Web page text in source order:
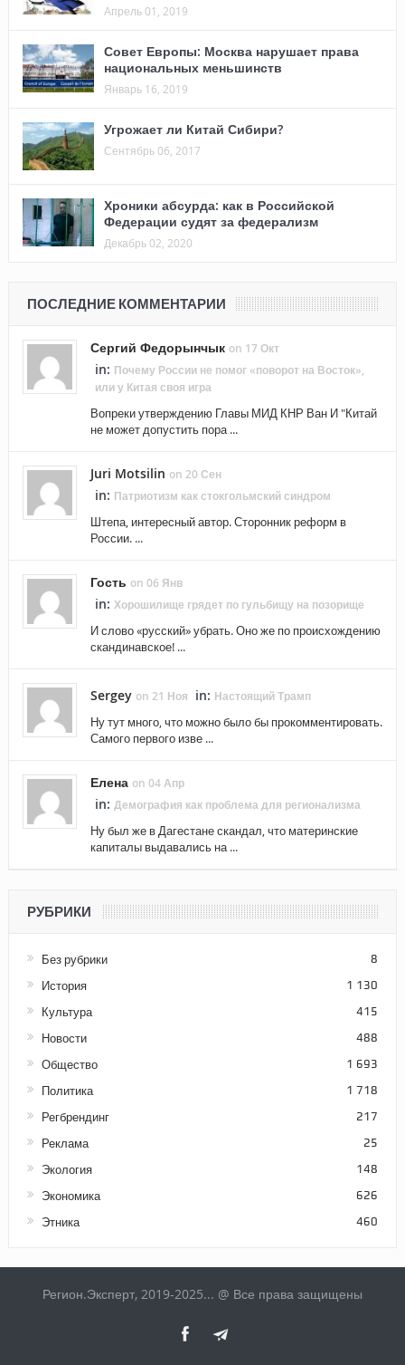
Апрель 01, 2019
Совет Европы: Москва нарушает права
национальных меньшинств
Январь 16, 2019
Угрожает ли Китай Сибири?
Сентябрь 06, 2017
Хроники абсурда: как в Российской
Федерации судят за федерализм
Декабрь 02, 2020
ПОСЛЕДНИЕ КОММЕНТАРИИ
Сергий Федорынчык on 17 Окт
in: Почему России не помог «поворот на Восток»,
или у Китая своя игра
Вопреки утверждению Главы МИД КНР Ван И "Китай
не может допустить пора ...
Juri Motsilin on 20 Сен
in: Патриотизм как стокгольмский синдром
Штепа, интересный автор. Сторонник реформ в
России. ...
Гость on 06 Янв
in: Хорошилище грядет по гульбищу на позорище
И слово «русский» убрать. Оно же по происхождению
скандинавское! ...
Sergey on 21 Ноя in: Настоящий Трамп
Ну тут много, что можно было бы прокомментировать.
Самого первого изве ...
Елена on 04 Апр
in: Демография как проблема для регионализма
Ну был же в Дагестане скандал, что материнские
капиталы выдавались на ...
РУБРИКИ
Без рубрики 8
История 1 130
Культура 415
Новости 488
Общество 1 693
Политика 1 718
Регбрендинг 217
Реклама 25
Экология 148
Экономика 626
Этника 460
Регион.Эксперт, 2019-2025... @ Все права защищены